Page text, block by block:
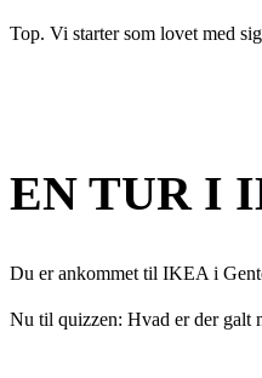
Top. Vi starter som lovet med
EN TUR I
Du er ankommet til IKEA i
Nu til quizzen: Hvad er der galt